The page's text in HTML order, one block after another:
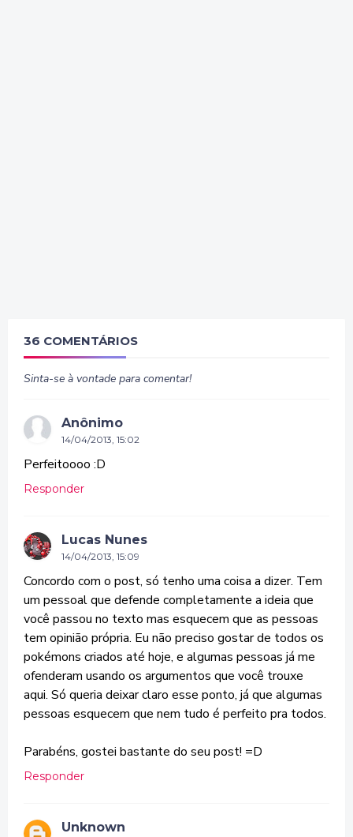
36 COMENTÁRIOS
Sinta-se à vontade para comentar!
Anônimo
14/04/2013, 15:02
Perfeitoooo :D
Responder
Lucas Nunes
14/04/2013, 15:09
Concordo com o post, só tenho uma coisa a dizer. Tem
um pessoal que defende completamente a ideia que
você passou no texto mas esquecem que as pessoas
tem opinião própria. Eu não preciso gostar de todos os
pokémons criados até hoje, e algumas pessoas já me
ofenderam usando os argumentos que você trouxe
aqui. Só queria deixar claro esse ponto, já que algumas
pessoas esquecem que nem tudo é perfeito pra todos.
Parabéns, gostei bastante do seu post! =D
Responder
Unknown